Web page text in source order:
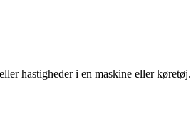
hastigheder i en maskine eller køretøj.